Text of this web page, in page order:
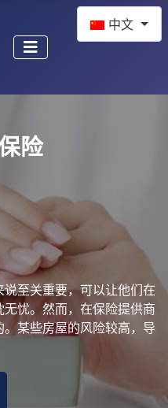
选择你的语音
中文
险
至关重要，可以让他们在
忧。然而，在保险提供商
某些房屋的风险较高，导